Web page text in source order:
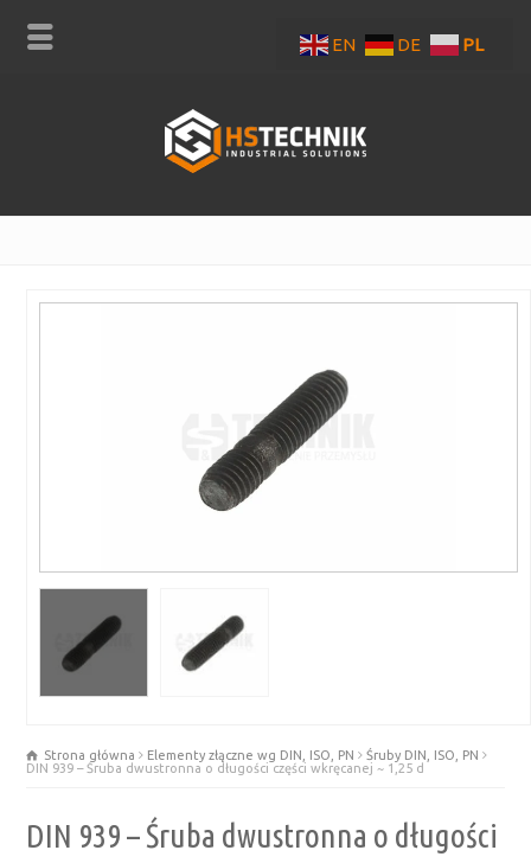
Strona główna Elementy złączne wg DIN, ISO, PN
Śruby DIN, ISO, PN
DIN 939 – Śruba dwustronna o długości części wkręcanej ~ 1,25 d
DIN 939 – Śruba dwustronna o długości
EN DE PL